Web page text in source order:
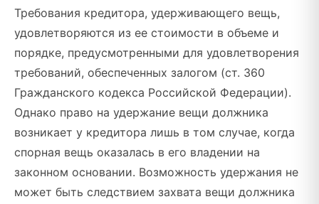
Требования кредитора, удерживающего вещь,
удовлетворяются из ее стоимости в объеме и
порядке, предусмотренными для удовлетворения
требований, обеспеченных залогом (ст. 360
Гражданского кодекса Российской Федерации).
Однако право на удержание вещи должника
возникает у кредитора лишь в том случае, когда
спорная вещь оказалась в его владении на
законном основании. Возможность удержания не
может быть следствием захвата вещи должника